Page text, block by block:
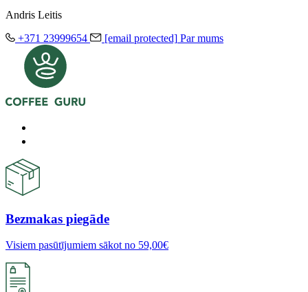
Andris Leitis
+371 23999654
[email protected] Par mums
Bezmakas piegāde
Visiem pasūtījumiem sākot no 59,00€